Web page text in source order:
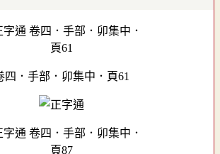
四．手部．卯集中．頁61